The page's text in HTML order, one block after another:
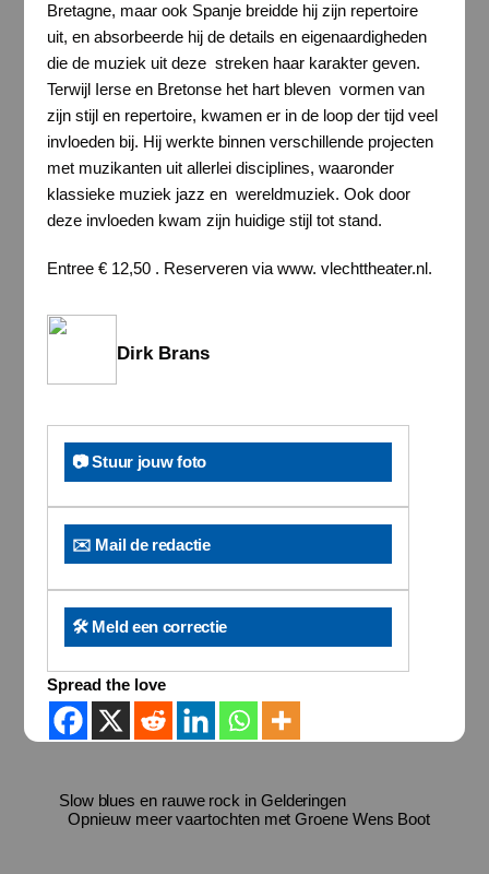
Bretagne, maar ook Spanje breidde hij zijn repertoire
uit, en absorbeerde hij de details en eigenaardigheden
die de muziek uit deze streken haar karakter geven.
Terwijl Ierse en Bretonse het hart bleven vormen van
zijn stijl en repertoire, kwamen er in de loop der tijd veel
invloeden bij. Hij werkte binnen verschillende projecten
met muzikanten uit allerlei disciplines, waaronder
klassieke muziek jazz en wereldmuziek. Ook door
deze invloeden kwam zijn huidige stijl tot stand.
Entree € 12,50 . Reserveren via www. vlechttheater.nl.
Dirk Brans
📷 Stuur jouw foto
✉️ Mail de redactie
🛠️ Meld een correctie
Spread the love
Slow blues en rauwe rock in Gelderingen
Opnieuw meer vaartochten met Groene Wens Boot